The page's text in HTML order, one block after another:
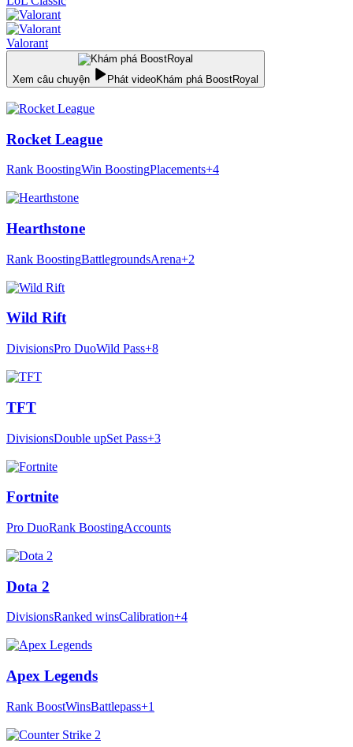
Valorant
Xem câu chuyện Phát videoKhám phá BoostRoyal
Rocket League
Rank BoostingWin BoostingPlacements+4
Hearthstone
Rank BoostingBattlegroundsArena+2
Wild Rift
DivisionsPro DuoWild Pass+8
TFT
DivisionsDouble upSet Pass+3
Fortnite
Pro DuoRank BoostingAccounts
Dota 2
DivisionsRanked winsCalibration+4
Apex Legends
Rank BoostWinsBattlepass+1